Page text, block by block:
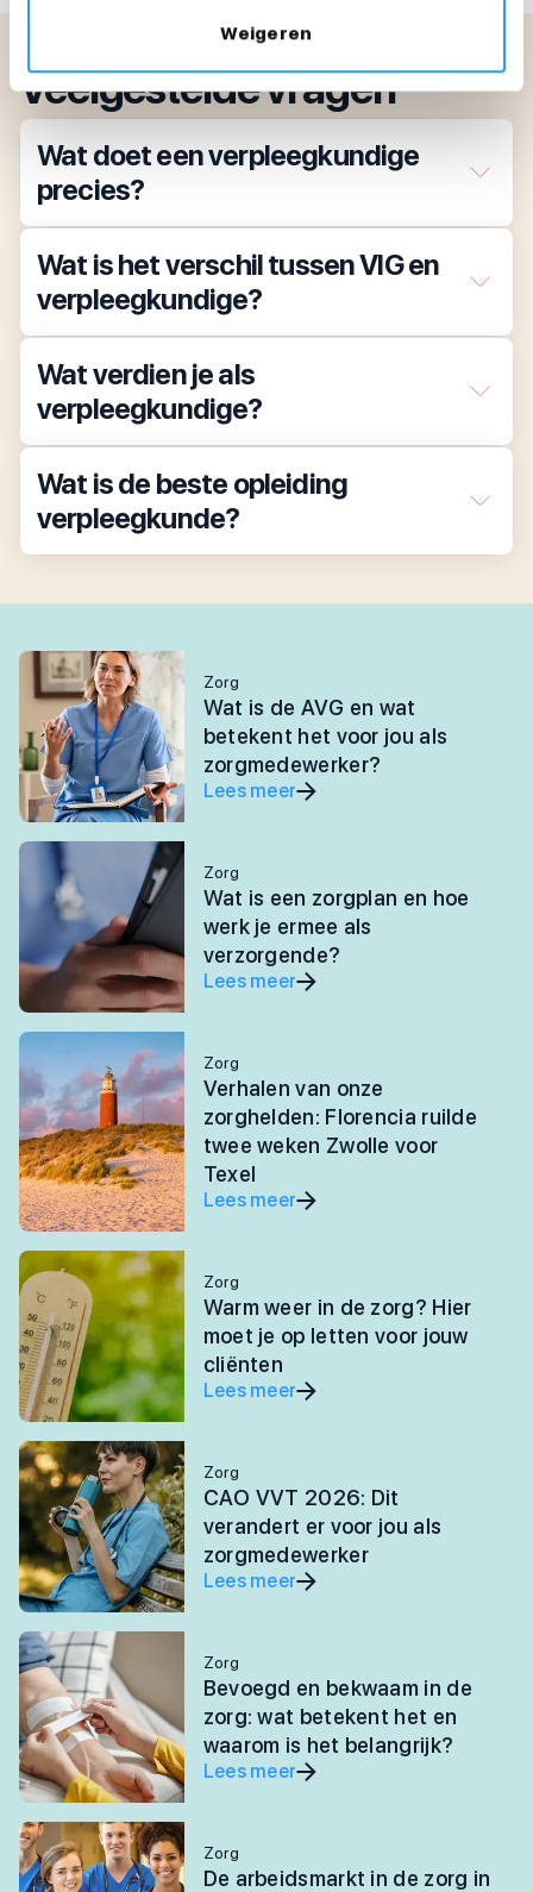
Weigeren
Veelgestelde vragen
Wat doet een verpleegkundige
precies?
Wat is het verschil tussen VIG en
verpleegkundige?
Wat verdien je als
verpleegkundige?
Wat is de beste opleiding
verpleegkunde?
Zorg
Wat is de AVG en wat
betekent het voor jou als
zorgmedewerker?
Lees meer
Zorg
Wat is een zorgplan en hoe
werk je ermee als
verzorgende?
Lees meer
Zorg
Verhalen van onze
zorghelden: Florencia ruilde
twee weken Zwolle voor
Texel
Lees meer
Zorg
Warm weer in de zorg? Hier
moet je op letten voor jouw
cliënten
Lees meer
Zorg
CAO VVT 2026: Dit
verandert er voor jou als
zorgmedewerker
Lees meer
Zorg
Bevoegd en bekwaam in de
zorg: wat betekent het en
waarom is het belangrijk?
Lees meer
Zorg
De arbeidsmarkt in de zorg in